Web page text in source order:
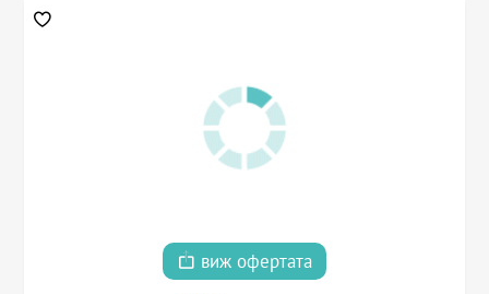
виж офертата